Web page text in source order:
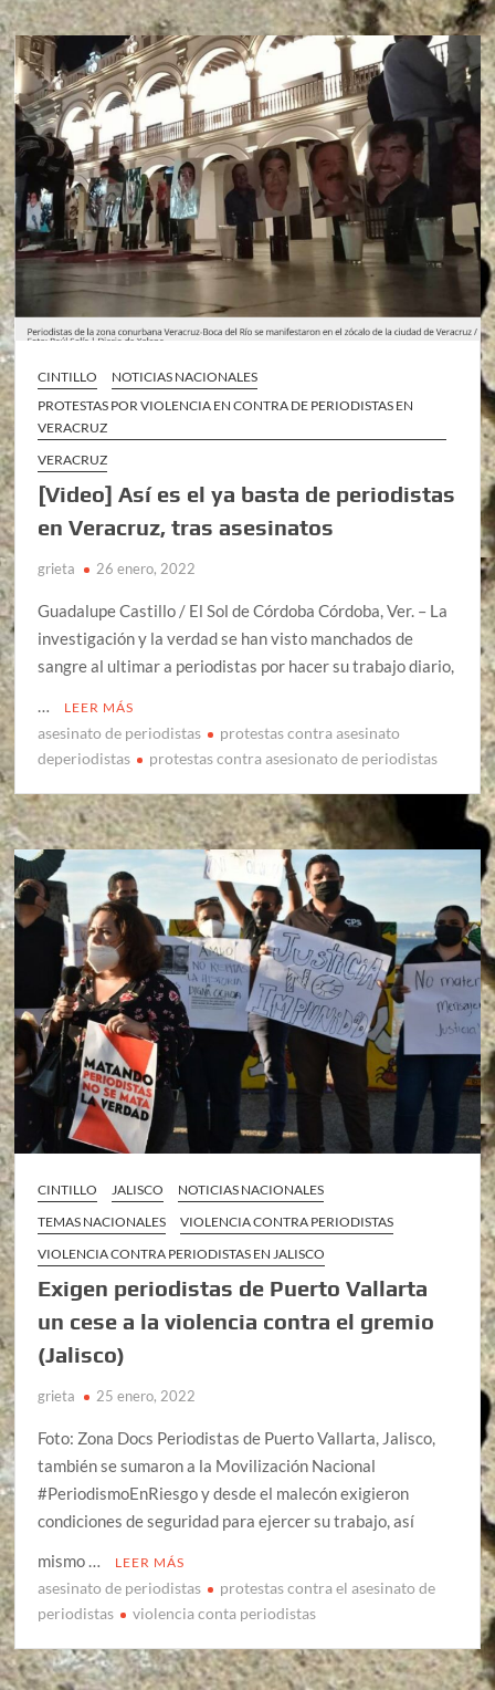
CINTILLO
NOTICIAS NACIONALES
PROTESTAS POR VIOLENCIA EN CONTRA DE PERIODISTAS EN
VERACRUZ
VERACRUZ
[Video] Así es el ya basta de periodistas
en Veracruz, tras asesinatos
grieta 26 enero, 2022
Guadalupe Castillo / El Sol de Córdoba Córdoba, Ver. – La
investigación y la verdad se han visto manchados de
sangre al ultimar a periodistas por hacer su trabajo diario,
LEER MÁS
asesinato de periodistas
protestas contra asesinato
deperiodistas
protestas contra asesionato de periodistas
CINTILLO JALISCO
NOTICIAS NACIONALES
TEMAS NACIONALES
VIOLENCIA CONTRA PERIODISTAS
VIOLENCIA CONTRA PERIODISTAS EN JALISCO
Exigen periodistas de Puerto Vallarta
un cese a la violencia contra el gremio
(Jalisco)
grieta 25 enero, 2022
Foto: Zona Docs Periodistas de Puerto Vallarta, Jalisco,
también se sumaron a la Movilización Nacional
#PeriodismoEnRiesgo y desde el malecón exigieron
condiciones de seguridad para ejercer su trabajo, así
mismo …
LEER MÁS
asesinato de periodistas
protestas contra el asesinato de
periodistas
violencia conta periodistas